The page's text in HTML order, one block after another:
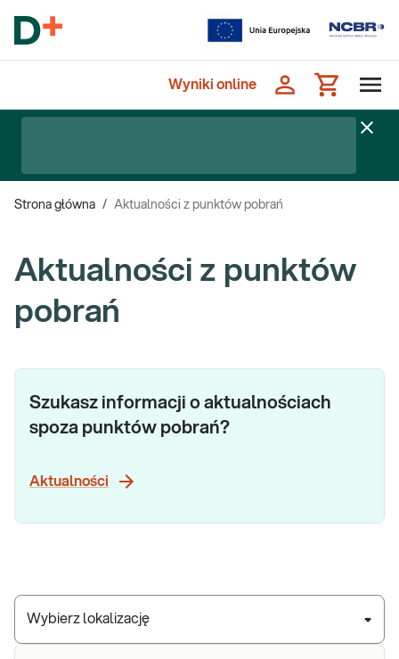
Wyniki online
Strona główna / Aktualności z punktów pobrań
Aktualności z punktów
pobrań
Wybierz lokalizację
Szukasz informacji o aktualnościach
spoza punktów pobrań?
Aktualności